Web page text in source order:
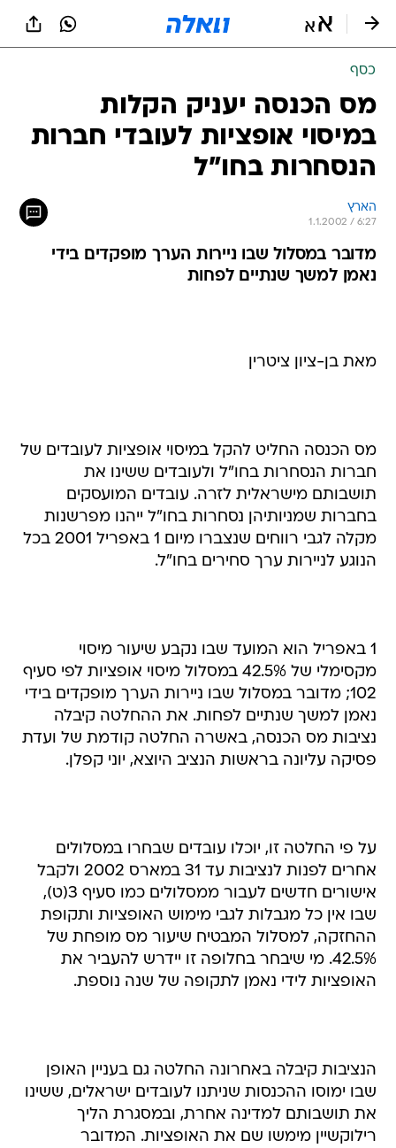
כסף
מס הכנסה יעניק הקלות
במיסוי אופציות לעובדי חברות
הנסחרות בחו"ל
הארץ
1.1.2002 / 6:27
מדובר במסלול שבו ניירות הערך מופקדים בידי
נאמן למשך שנתיים לפחות
מאת בן-ציון ציטרין
מס הכנסה החליט להקל במיסוי אופציות לעובדים של
חברות הנסחרות בחו"ל ולעובדים ששינו את
תושבותם מישראלית לזרה. עובדים המועסקים
בחברות שמניותיהן נסחרות בחו"ל ייהנו מפרשנות
מקלה לגבי רווחים שנצברו מיום 1 באפריל 2001 בכל
הנוגע לניירות ערך סחירים בחו"ל.
1 באפריל הוא המועד שבו נקבע שיעור מיסוי
מקסימלי של 42.5% במסלול מיסוי אופציות לפי סעיף
102; מדובר במסלול שבו ניירות הערך מופקדים בידי
נאמן למשך שנתיים לפחות. את ההחלטה קיבלה
נציבות מס הכנסה, באשרה החלטה קודמת של ועדת
פסיקה עליונה בראשות הנציב היוצא, יוני קפלן.
על פי החלטה זו, יוכלו עובדים שבחרו במסלולים
אחרים לפנות לנציבות עד 31 במארס 2002 ולקבל
אישורים חדשים לעבור ממסלולים כמו סעיף 3(ט),
שבו אין כל מגבלות לגבי מימוש האופציות ותקופת
ההחזקה, למסלול המבטיח שיעור מס מופחת של
42.5%. מי שיבחר בחלופה זו יידרש להעביר את
האופציות לידי נאמן לתקופה של שנה נוספת.
הנציבות קיבלה באחרונה החלטה גם בעניין האופן
שבו ימוסו ההכנסות שניתנו לעובדים ישראלים, ששינו
את תושבותם למדינה אחרת, ובמסגרת הליך
רילוקשיין מימשו שם את האופציות. המדובר